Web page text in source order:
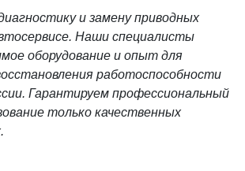
и замену приводных
Наши специалисты
оборудование и опыт для
работоспособности
Гарантируем профессиональный
только качественных